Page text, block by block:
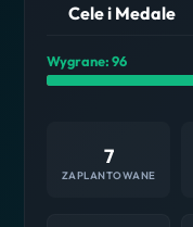
Cele i Medale
Wygrane: 96
7
ZAPLANTOWANE